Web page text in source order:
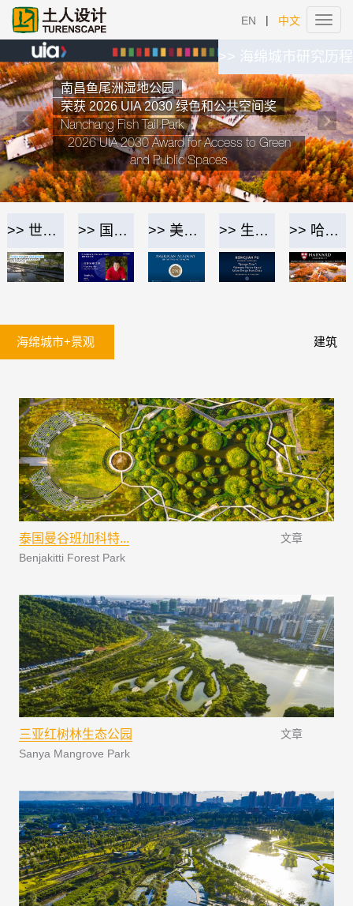
EN | 中文
>> 海绵城市研究历程
南昌鱼尾洲湿地公园
荣获 2026 UIA 2030 绿色和公共空间奖
Nanchang Fish Tail Park
2026 UIA 2030 Award for Access to Green
and Public Spaces
Previous
>> 世界经济论坛 >> 国际前沿论坛 >> 美国艺术与科学院 >> 生态先锋组织 >> 哈佛大学
海绵城市+景观 建筑
泰国曼谷班加科特...
文章
Benjakitti Forest Park
三亚红树林生态公园
文章
Sanya Mangrove Park